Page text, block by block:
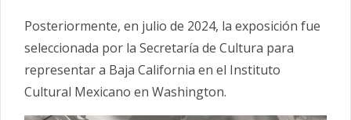
Posteriormente, en julio de 2024, la exposición fue
seleccionada por la Secretaría de Cultura para
representar a Baja California en el Instituto
Cultural Mexicano en Washington.